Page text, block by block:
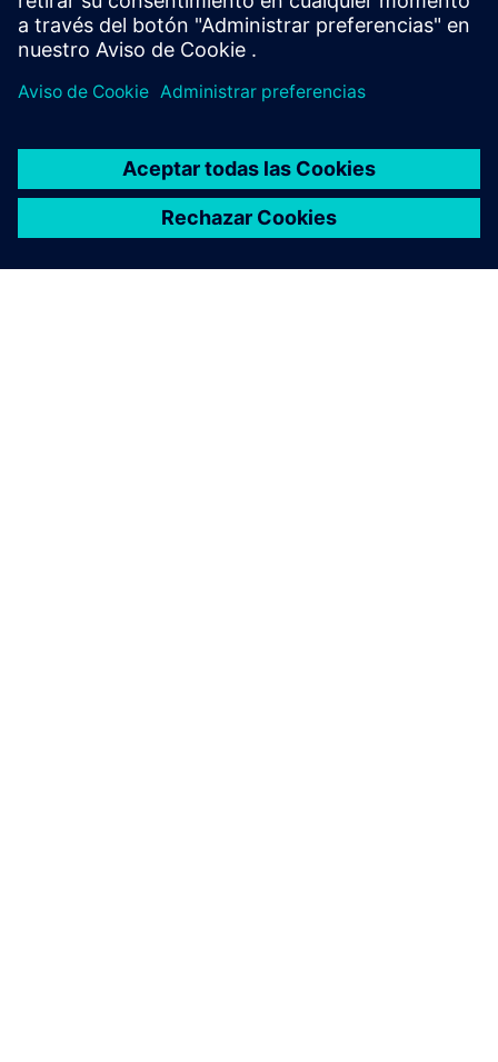
Lea el estudio de caso
Explore
Descubra lo que es posible para los fabricantes de
componentes cuando se comprometen a un enfoque
progresivo con una solución PLM moderna.